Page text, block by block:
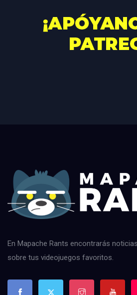
En Mapache Rants encontrarás
sobre tus videojuegos favoritos.